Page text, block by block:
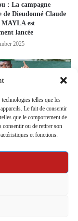
telles que les
Le fait de consentir
que le comportement de
consentir ou de retirer son
et fonctions.
: La campagne
de Dieudonné Claude
est
lancée
2025
de la transition
Dysfonctionnements